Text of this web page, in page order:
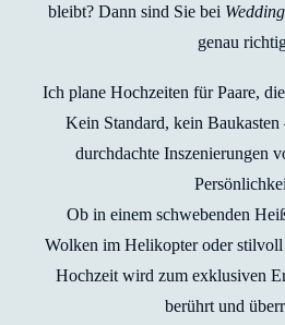
bleibt? Dann sind Sie bei
genau
Ich plane Hochzeiten für Paare,
Kein Standard, kein Baukasten
durchdachte Inszenierungen
Ob in einem schwebenden
Wolken im Helikopter oder
Hochzeit wird zum exklusiven
berührt und